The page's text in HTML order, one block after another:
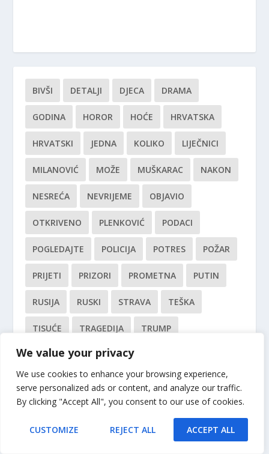
We value your privacy
We use cookies to enhance your browsing experience,
serve personalized ads or content, and analyze our traffic.
By clicking "Accept All", you consent to our use of cookies.
CUSTOMIZE REJECT ALL ACCEPT ALL
BIVŠI DETALJI DJECA DRAMA
GODINA HOROR HOĆE HRVATSKA
HRVATSKI JEDNA KOLIKO LIJEČNICI
MILANOVIĆ MOŽE MUŠKARAC NAKON
NESREĆA NEVRIJEME OBJAVIO
OTKRIVENO PLENKOVIĆ PODACI
POGLEDAJTE POLICIJA POTRES POŽAR
PRIJETI PRIZORI PROMETNA PUTIN
RUSIJA RUSKI STRAVA TEŠKA
TISUĆE TRAGEDIJA TRUMP
UPOZORENJE USKORO
VIDEO VIŠE ZELENSKI ČETIRI